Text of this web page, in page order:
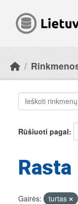
Rūšiuoti pagal
Gairės: turtas